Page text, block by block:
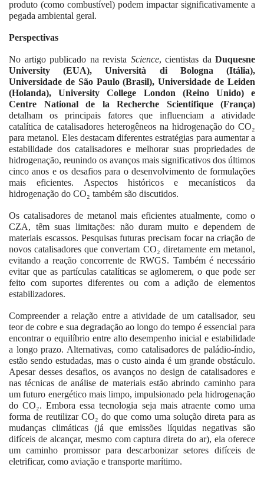
produto (como combustível) podem impactar significativamente a
pegada ambiental geral.
Perspectivas
No artigo publicado na revista Science, cientistas da Duquesne
University (EUA), Università di Bologna (Itália),
Universidade de São Paulo (Brasil), Universidade de Leiden
(Holanda), University College London (Reino Unido) e
Centre National de la Recherche Scientifique (França)
detalham os principais fatores que influenciam a atividade
catalítica de catalisadores heterogêneos na hidrogenação do CO₂
para metanol. Eles destacam diferentes estratégias para aumentar a
estabilidade dos catalisadores e melhorar suas propriedades de
hidrogenação, reunindo os avanços mais significativos dos últimos
cinco anos e os desafios para o desenvolvimento de formulações
mais eficientes. Aspectos históricos e mecanísticos da
hidrogenação do CO₂ também são discutidos.
Os catalisadores de metanol mais eficientes atualmente, como o
CZA, têm suas limitações: não duram muito e dependem de
materiais escassos. Pesquisas futuras precisam focar na criação de
novos catalisadores que convertam CO₂ diretamente em metanol,
evitando a reação concorrente de RWGS. Também é necessário
evitar que as partículas catalíticas se aglomerem, o que pode ser
feito com suportes diferentes ou com a adição de elementos
estabilizadores.
Compreender a relação entre a atividade de um catalisador, seu
teor de cobre e sua degradação ao longo do tempo é essencial para
encontrar o equilíbrio entre alto desempenho inicial e estabilidade
a longo prazo. Alternativas, como catalisadores de paládio-índio,
estão sendo estudadas, mas o custo ainda é um grande obstáculo.
Apesar desses desafios, os avanços no design de catalisadores e
nas técnicas de análise de materiais estão abrindo caminho para
um futuro energético mais limpo, impulsionado pela hidrogenação
do CO₂. Embora essa tecnologia seja mais atraente como uma
forma de reutilizar CO₂ do que como uma solução direta para as
mudanças climáticas (já que emissões líquidas negativas são
difíceis de alcançar, mesmo com captura direta do ar), ela oferece
um caminho promissor para descarbonizar setores difíceis de
eletrificar, como aviação e transporte marítimo.